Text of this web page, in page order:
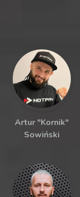
Artur "Kornik"
Sowiński